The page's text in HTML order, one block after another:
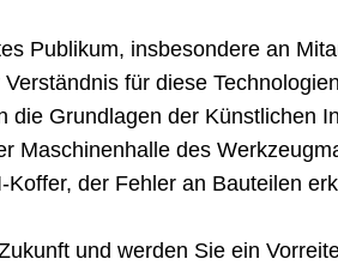
Publikum, insbesondere an
für diese
die Grundlagen der Künstlichen
Maschinenhalle des
der Fehler an Bauteilen
und werden Sie ein